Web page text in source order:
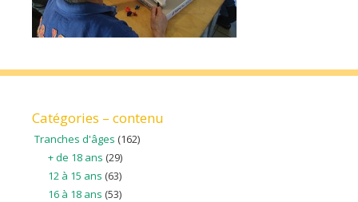
Catégories – contenu
Tranches d'âges (162)
+ de 18 ans (29)
12 à 15 ans (63)
16 à 18 ans (53)